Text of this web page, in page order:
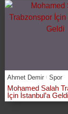
Ahmet Demir Spor
Mohamed Salah
İçin İstanbul’a Geldi